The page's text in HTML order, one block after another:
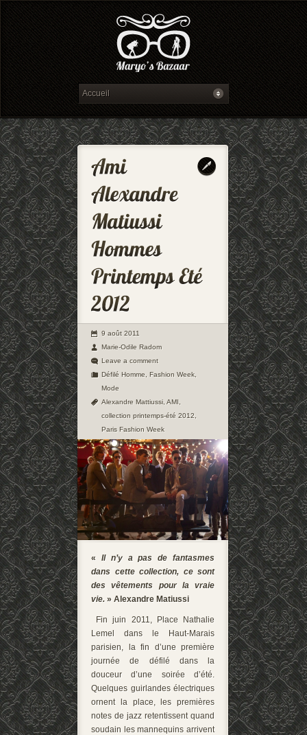
9 août 2011
Marie-Odile Radom
Leave a comment
Défilé Homme
Fashion Week
Mode
Alexandre Mattiussi AMI
collection printemps-été 2012
Paris Fashion Week
« Il n’y a pas de fantasmes
dans cette collection, ce sont
des vêtements pour la vraie
vie. » Alexandre Matiussi
Fin juin 2011, Place Nathalie
Lemel dans le Haut-Marais
parisien, la fin d’une première
journée de défilé dans la
douceur d’une soirée d’été.
Quelques guirlandes électriques
ornent la place, les premières
notes de jazz retentissent quand
soudain les mannequins arrivent